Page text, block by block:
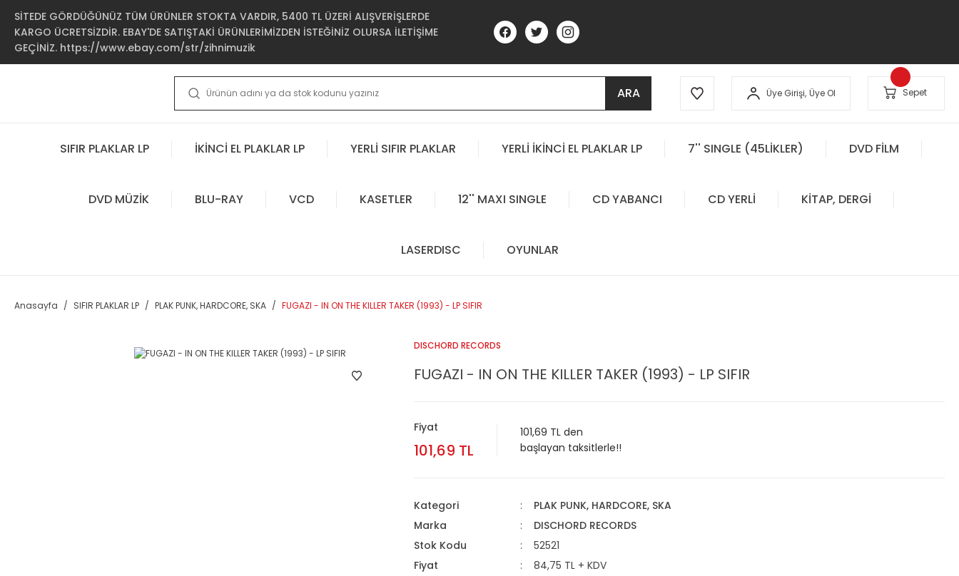
SİTEDE GÖRDÜĞÜNÜZ TÜM ÜRÜNLER STOKTA VARDIR, 5400 TL ÜZERİ ALIŞVERİŞLERDE
KARGO ÜCRETSİZDİR. EBAY'DE SATIŞTAKİ ÜRÜNLERİMİZDEN İSTEĞİNİZ OLURSA İLETİŞİME
GEÇİNİZ. https://www.ebay.com/str/zihnimuzik
ARA Üye Girişi, Üye Ol Sepet
SIFIR PLAKLAR LP İKİNCİ EL PLAKLAR LP YERLİ SIFIR PLAKLAR YERLİ İKİNCİ EL PLAKLAR LP 7'' SINGLE (45LİKLER) DVD FİLM
DVD MÜZİK BLU-RAY VCD KASETLER 12'' MAXI SINGLE CD YABANCI CD YERLİ KİTAP, DERGİ
LASERDISC OYUNLAR
Anasayfa SIFIR PLAKLAR LP PLAK PUNK, HARDCORE, SKA FUGAZI - IN ON THE KILLER TAKER (1993) - LP SIFIR
DISCHORD RECORDS
FUGAZI - IN ON THE KILLER TAKER (1993) - LP SIFIR
Fiyat
101,69 TL
101,69 TL den
başlayan taksitlerle!!
Kategori
PLAK PUNK, HARDCORE, SKA
Marka
DISCHORD RECORDS
Stok Kodu
52521
Fiyat
84,75 TL + KDV